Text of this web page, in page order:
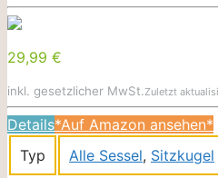
29,99 €
inkl. gesetzlicher MwSt.Zuletzt
Details*Auf Amazon ansehen*
Typ
Alle Sessel, Sitzkugel